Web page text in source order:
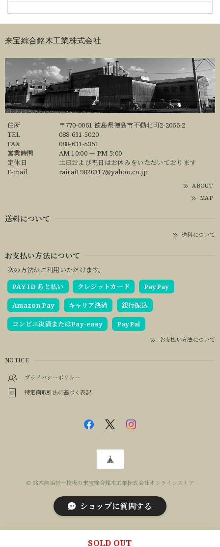
来宝綜合銘木工業株式会社
住所
〒770-0061 徳島県徳島市不動北町2-2066-2
TEL
088-631-5020
FAX
088-631-5351
営業時間
AM 10:00 ー PM 5:00
定休日
土日および祝日はお休みをいただいております
E-mail
rairai19820317@yahoo.co.jp
ABOUT
MAP
送料について
送料について
お支払い方法について
次の方法がご利用いただけます。
PAY ID あと払い
クレジットカード PayPay
Amazon Pay キャリア決済 銀行振込
コンビニ決済またはPay-easy PayPal
お支払い方法について
NOTICE
プライバシーポリシー
特定商取引法に基づく表記
© 銘木無垢材一枚板の来宝綜合銘木工業株式会社オンラインストア
SOLD OUT
ショップに質問する